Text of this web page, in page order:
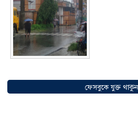
অগ্রযাত্রায় নতুন
মোহাম্মদিয়া
ফেসবুকে যুক্ত থাকুন